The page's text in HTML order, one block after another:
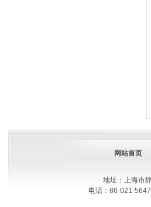
网站首页
地址：上海市
电话：86-021-